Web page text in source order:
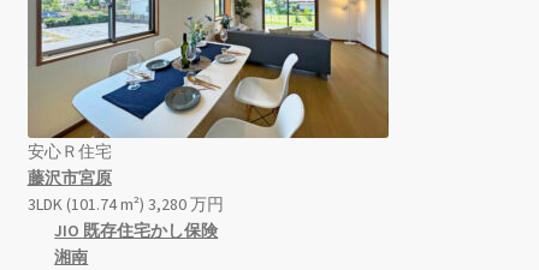
安心Ｒ住宅
藤沢市宮原
3LDK (101.74 m²) 3,280万円
JIO 既存住宅かし保険
湘南